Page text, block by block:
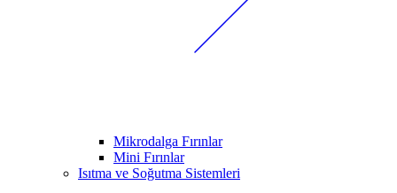
Mikrodalga Fırınlar
Mini Fırınlar
Isıtma ve Soğutma Sistemleri